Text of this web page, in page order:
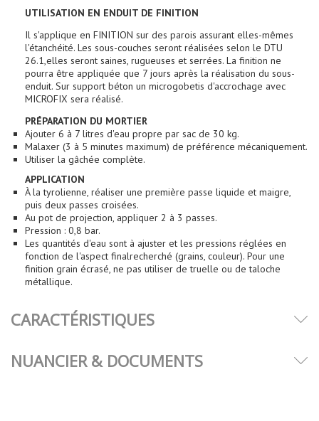
UTILISATION EN ENDUIT DE FINITION
Il s'applique en FINITION sur des parois assurant elles-mêmes
l'étanchéité. Les sous-couches seront réalisées selon le DTU
26.1,elles seront saines, rugueuses et serrées. La finition ne
pourra être appliquée que 7 jours après la réalisation du sous-
enduit. Sur support béton un microgobetis d'accrochage avec
MICROFIX sera réalisé.
PRÉPARATION DU MORTIER
Ajouter 6 à 7 litres d'eau propre par sac de 30 kg.
Malaxer (3 à 5 minutes maximum) de préférence mécaniquement.
Utiliser la gâchée complète.
APPLICATION
À la tyrolienne, réaliser une première passe liquide et maigre,
puis deux passes croisées.
Au pot de projection, appliquer 2 à 3 passes.
Pression : 0,8 bar.
Les quantités d'eau sont à ajuster et les pressions réglées en
fonction de l'aspect finalrecherché (grains, couleur). Pour une
finition grain écrasé, ne pas utiliser de truelle ou de taloche
métallique.
CARACTÉRISTIQUES
NUANCIER & DOCUMENTS